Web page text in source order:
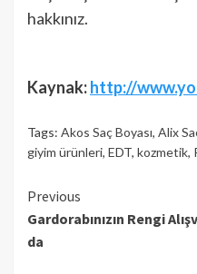
hakkınız.
Kaynak:http://
Tags: Akos Saç Boyası, Alix
giyim ürünleri, EDT, kozmetik,
Continue
Reading
Previous
Gardorabınızın Rengi
da